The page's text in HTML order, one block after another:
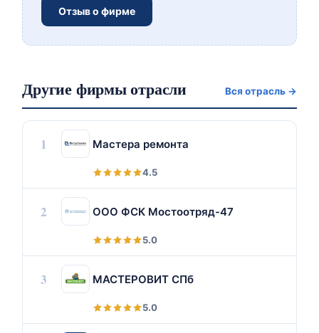
Отзыв о фирме
Другие фирмы отрасли Вся отрасль →
1 Мастера ремонта
4.5
2 ООО ФСК Мостоотряд-47
5.0
3 МАСТЕРОВИТ СПб
5.0